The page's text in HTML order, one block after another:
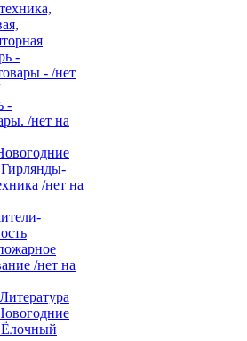
-
- /нет
-
/нет на
/нет на
/нет на